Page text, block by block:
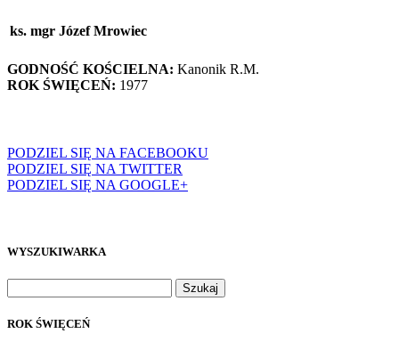
ks. mgr Józef Mrowiec
GODNOŚĆ KOŚCIELNA: Kanonik R.M.
ROK ŚWIĘCEŃ: 1977
PODZIEL SIĘ NA FACEBOOKU
PODZIEL SIĘ NA TWITTER
PODZIEL SIĘ NA GOOGLE+
WYSZUKIWARKA
ROK ŚWIĘCEŃ